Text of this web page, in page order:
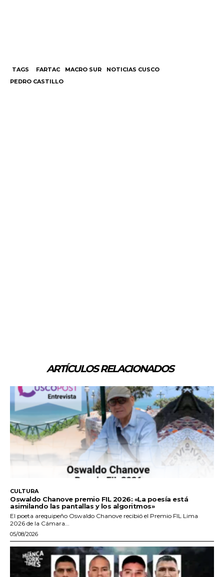
TAGS FARTAC MACRO SUR
NOTICIAS CUSCO
PEDRO CASTILLO
ARTÍCULOS RELACIONADOS
CULTURA
Oswaldo Chanove premio FIL 2026: «La poesía está
asimilando las pantallas y los algoritmos»
El poeta arequipeño Oswaldo Chanove recibió el Premio FIL Lima
2026 de la Cámara...
05/08/2026